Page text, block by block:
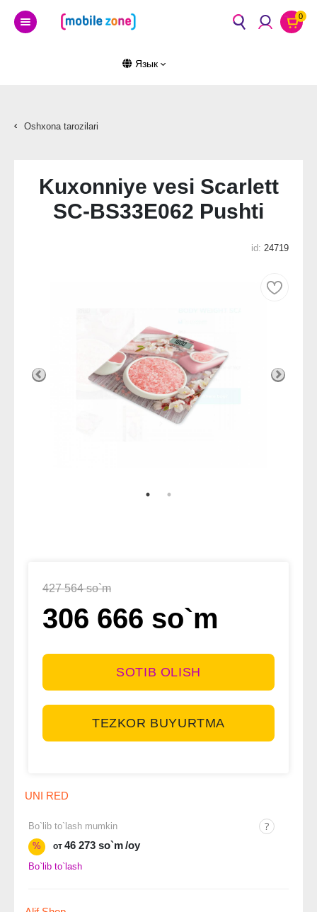
0
Язык
Oshxona tarozilari
Kuxonniye vesi Scarlett
SC-BS33E062 Pushti
id: 24719
427 564 so`m
306 666 so`m
SOTIB OLISH
TEZKOR BUYURTMA
UNI RED
Bo`lib to`lash mumkin
%
от 46 273 so`m/oy
Bo`lib to`lash